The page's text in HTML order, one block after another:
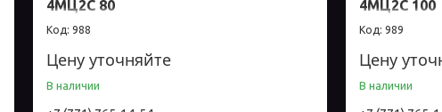
4МЦ2С 80
988
Цену уточняйте
В наличии
4МЦ2С 100
989
Цену
В наличии